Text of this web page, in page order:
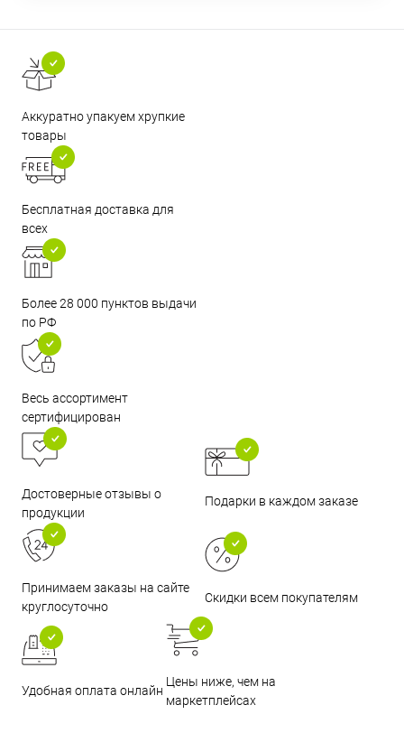
Аккуратно упакуем хрупкие
товары
Бесплатная доставка для
всех
Более 28 000 пунктов выдачи
по РФ
Весь ассортимент
сертифицирован
Достоверные отзывы о
продукции
Подарки в каждом заказе
Принимаем заказы на сайте
круглосуточно
Скидки всем покупателям
Удобная оплата онлайн
Цены ниже, чем на
маркетплейсах